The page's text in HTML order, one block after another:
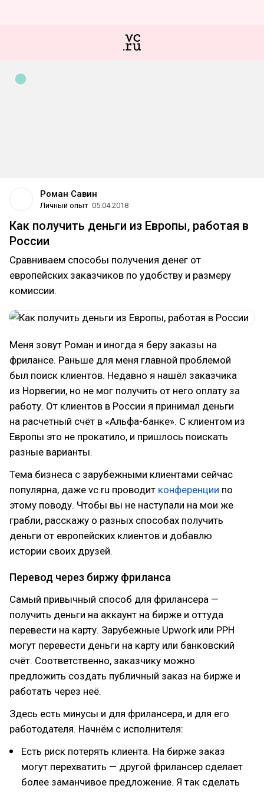
Роман Савин
Личный опыт 05.04.2018
Как получить деньги из Европы, работая в
России
Сравниваем способы получения денег от
европейских заказчиков по удобству и размеру
комиссии.
Меня зовут Роман и иногда я беру заказы на
фрилансе. Раньше для меня главной проблемой
был поиск клиентов. Недавно я нашёл заказчика
из Норвегии, но не мог получить от него оплату за
работу. От клиентов в России я принимал деньги
на расчетный счёт в «Альфа-банке». С клиентом из
Европы это не прокатило, и пришлось поискать
разные варианты.
Тема бизнеса с зарубежными клиентами сейчас
популярна, даже vc.ru проводит конференции по
этому поводу. Чтобы вы не наступали на мои же
грабли, расскажу о разных способах получить
деньги от европейских клиентов и добавлю
истории своих друзей.
Перевод через биржу фриланса
Самый привычный способ для фрилансера —
получить деньги на аккаунт на бирже и оттуда
перевести на карту. Зарубежные Upwork или PPH
могут перевести деньги на карту или банковский
счёт. Соответственно, заказчику можно
предложить создать публичный заказ на бирже и
работать через неё.
Здесь есть минусы и для фрилансера, и для его
работодателя. Начнём с исполнителя:
Есть риск потерять клиента. На бирже заказ
могут перехватить — другой фрилансер сделает
более заманчивое предложение. Я так сделать